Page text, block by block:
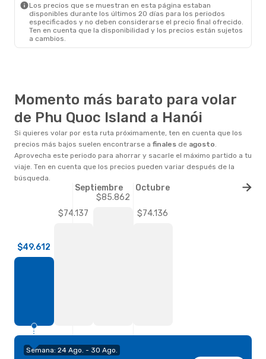
Los precios que se muestran en esta página estaban
disponibles durante los últimos 20 días para los periodos
especificados y no deben considerarse el precio final ofrecido.
Ten en cuenta que la disponibilidad y los precios están sujetos
a cambios.
Momento más barato para volar
de Phu Quoc Island a Hanói
Si quieres volar por esta ruta próximamente, ten en cuenta que los
precios más bajos suelen encontrarse a finales de agosto.
Aprovecha este periodo para ahorrar y sacarle el máximo partido a tu
viaje. Ten en cuenta que los precios pueden variar después de la
búsqueda.
Semana: 24 Ago. - 30 Ago.
$49.612
$74.137
$85.862
$74.136
Septiembre Octubre